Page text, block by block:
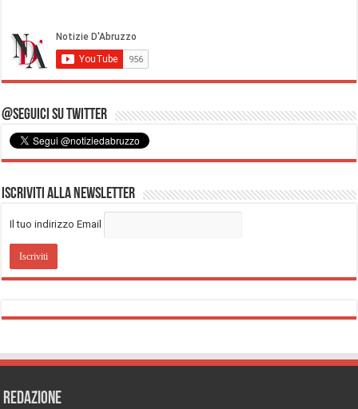
@Seguici su Twitter
Iscriviti alla Newsletter
Il tuo indirizzo Email
REDAZIONE